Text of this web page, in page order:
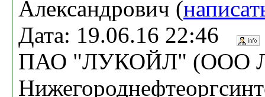
Александрович (
Дата: 19.06.16 22:46
ПАО "ЛУКОЙЛ" (ООО